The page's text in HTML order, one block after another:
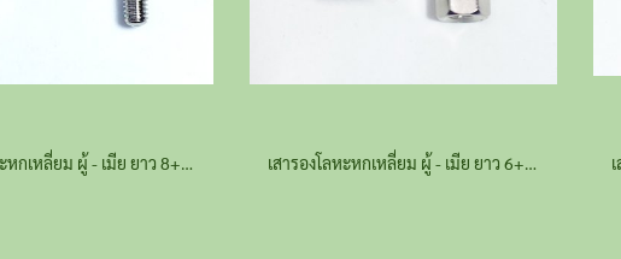
เสารองโลหะหกเหลี่ยม ผู้ - เมีย ยาว 8+5 มม. เสารองโลหะหกเหลี่ยม ผู้ - เมีย ยาว 6+5 มม.